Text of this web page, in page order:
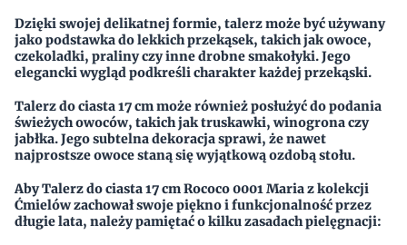
Dzięki swojej delikatnej formie, talerz może być używany
jako podstawka do lekkich przekąsek, takich jak owoce,
czekoladki, praliny czy inne drobne smakołyki. Jego
elegancki wygląd podkreśli charakter każdej przekąski.
Talerz do ciasta 17 cm może również posłużyć do podania
świeżych owoców, takich jak truskawki, winogrona czy
jabłka. Jego subtelna dekoracja sprawi, że nawet
najprostsze owoce staną się wyjątkową ozdobą stołu.
AbyTalerz do ciasta 17 cm Rococo 0001 Maria z kolekcji
Ćmielówzachował swoje piękno i funkcjonalność przez
długie lata, należy pamiętać o kilku zasadach pielęgnacji: